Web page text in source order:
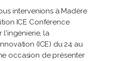
intervenions à Madère
ICE Conférence
l'ingénierie, la
(ICE) du 24 au
occasion de présenter